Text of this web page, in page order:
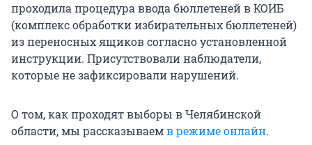
проходила процедура ввода бюллетеней в КОИБ
(комплекс обработки избирательных бюллетеней)
из переносных ящиков согласно установленной
инструкции. Присутствовали наблюдатели,
которые не зафиксировали нарушений.
О том, как проходят выборы в Челябинской
области, мы рассказываемв режиме онлайн.